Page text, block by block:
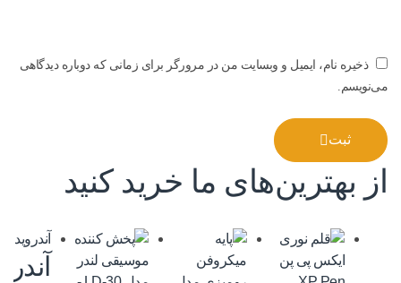
ذخیره نام، ایمیل و وبسایت من در مرورگر برای زمانی که دوباره دیدگاهی
می‌نویسم.
ثبت
از بهترین‌های ما خرید کنید
آندروید